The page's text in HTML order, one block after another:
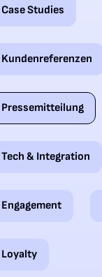
Case Studies
Kundenreferenzen
Pressemitteilung
Tech & Integration​
Engagement
Loyalty